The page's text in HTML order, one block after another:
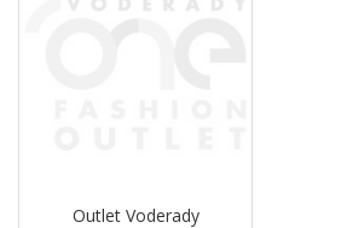
Outlet Voderady